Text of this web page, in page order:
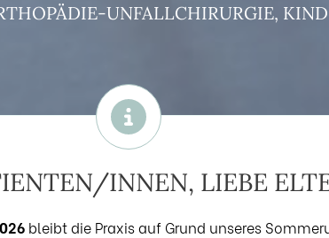
UNFALLCHIRURGIE,
INNEN, LIEBE
bleibt die Praxis auf Grund unseres